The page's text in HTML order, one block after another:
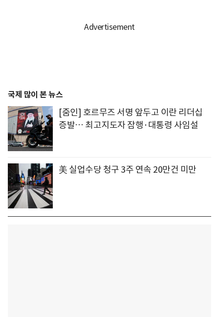
국제 많이 본 뉴스
[줌인] 호르무즈 서명 앞두고 이란 리더십
증발… 최고지도자 잠행·대통령 사임설
美 실업수당 청구 3주 연속 20만건 미만